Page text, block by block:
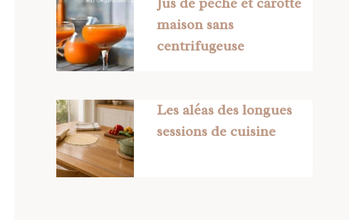
maison sans
centrifugeuse
Les aléas des longues
sessions de cuisine